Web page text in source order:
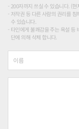
200자까지 쓰실 수 있습니다. (
저작권 등 다른 사람의 권리를
수 있습니다.
타인에게 불쾌감을 주는 욕설 등
단에 의해 삭제 합니다.